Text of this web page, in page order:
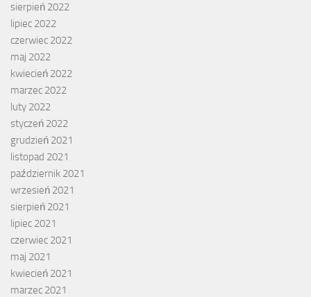
sierpień 2022
lipiec 2022
czerwiec 2022
maj 2022
kwiecień 2022
marzec 2022
luty 2022
styczeń 2022
grudzień 2021
listopad 2021
październik 2021
wrzesień 2021
sierpień 2021
lipiec 2021
czerwiec 2021
maj 2021
kwiecień 2021
marzec 2021